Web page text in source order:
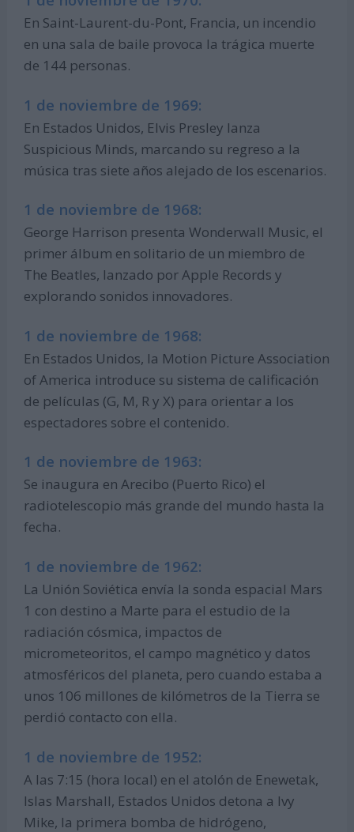
En Saint-Laurent-du-Pont, Francia, un incendio
en una sala de baile provoca la trágica muerte
de 144 personas.
1 de noviembre de 1969:
En Estados Unidos, Elvis Presley lanza
Suspicious Minds, marcando su regreso a la
música tras siete años alejado de los escenarios.
1 de noviembre de 1968:
George Harrison presenta Wonderwall Music, el
primer álbum en solitario de un miembro de
The Beatles, lanzado por Apple Records y
explorando sonidos innovadores.
1 de noviembre de 1968:
En Estados Unidos, la Motion Picture Association
of America introduce su sistema de calificación
de películas (G, M, R y X) para orientar a los
espectadores sobre el contenido.
1 de noviembre de 1963:
Se inaugura en Arecibo (Puerto Rico) el
radiotelescopio más grande del mundo hasta la
fecha.
1 de noviembre de 1962:
La Unión Soviética envía la sonda espacial Mars
1 con destino a Marte para el estudio de la
radiación cósmica, impactos de
micrometeoritos, el campo magnético y datos
atmosféricos del planeta, pero cuando estaba a
unos 106 millones de kilómetros de la Tierra se
perdió contacto con ella.
1 de noviembre de 1952:
A las 7:15 (hora local) en el atolón de Enewetak,
Islas Marshall, Estados Unidos detona a Ivy
Mike, la primera bomba de hidrógeno,